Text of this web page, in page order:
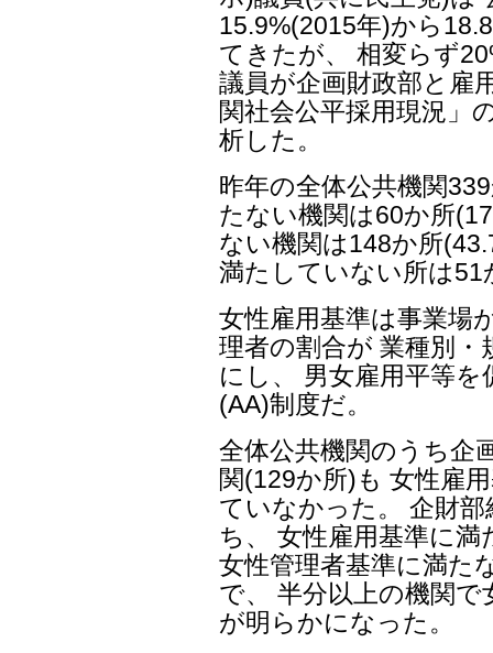
15.9%(2015年)から
てきたが、 相変らず
議員が企画財政部と雇
関社会公平採用現況」
析した。
昨年の全体公共機関
たない機関は60か所
ない機関は148か所
満たしていない所は51
女性雇用基準は事業場
理者の割合が 業種別
にし、 男女雇用平等
(AA)制度だ。
全体公共機関のうち企
関(129か所)も 女性雇
ていなかった。 企財
ち、 女性雇用基準に
女性管理者基準に満た
で、 半分以上の機関
が明らかになった。